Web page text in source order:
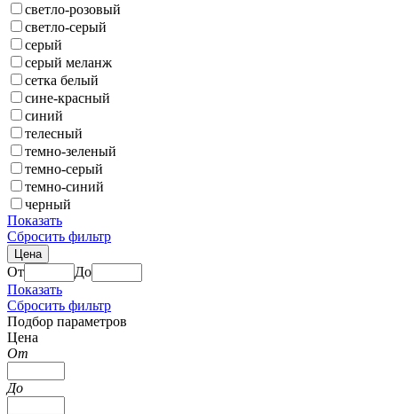
светло-розовый
светло-серый
серый
серый меланж
сетка белый
сине-красный
синий
телесный
темно-зеленый
темно-серый
темно-синий
черный
Показать
Сбросить фильтр
Цена
От
До
Показать
Сбросить фильтр
Подбор параметров
Цена
От
До